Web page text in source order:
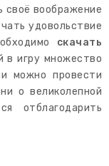
своё воображение
удовольствие
скачать
в игру множество
можно провести
о великолепной
отблагодарить